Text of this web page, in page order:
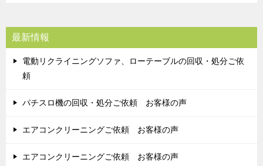
最新情報
電動リクライニングソファ、ローテーブルの回収・処分ご依
頼
パチスロ機の回収・処分ご依頼 お客様の声
エアコンクリーニングご依頼 お客様の声
エアコンクリーニングご依頼 お客様の声